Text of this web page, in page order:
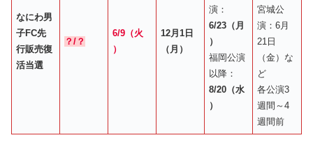
なにわ男
子FC先
行販売復
活当選
？/？
6/9（火
）
12月1日
（月）
演：
6/23（月
）
福岡公演
以降：
8/20（水
）
宮城公
演：6月
21日
（金）な
ど
各公演3
週間～4
週間前